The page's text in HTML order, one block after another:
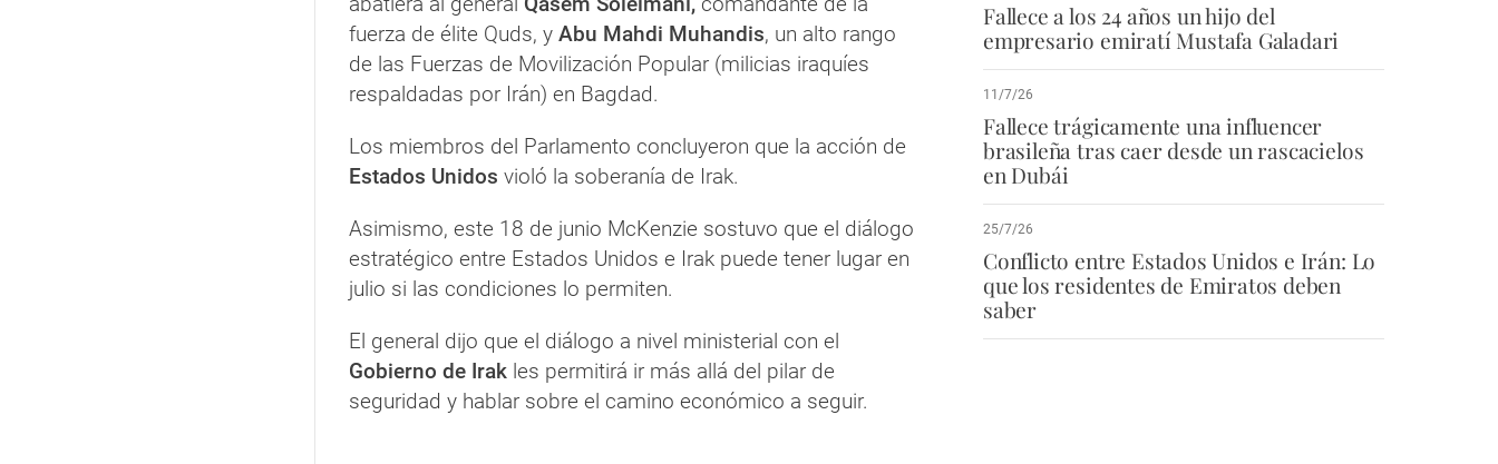
fuerza de élite Quds, y Abu Mahdi Muhandis, un alto rango
de las Fuerzas de Movilización Popular (milicias iraquíes
respaldadas por Irán) en Bagdad.
Los miembros del Parlamento concluyeron que la acción de
Estados Unidos violó la soberanía de Irak.
Asimismo, este 18 de junio McKenzie sostuvo que el diálogo
estratégico entre Estados Unidos e Irak puede tener lugar en
julio si las condiciones lo permiten.
El general dijo que el diálogo a nivel ministerial con el
Gobierno de Irak les permitirá ir más allá del pilar de
seguridad y hablar sobre el camino económico a seguir.
Fallece a los 24 años un hijo del
empresario emiratí Mustafa Galadari
11/7/26
Fallece trágicamente una influencer
brasileña tras caer desde un rascacielos
en Dubái
25/7/26
Conflicto entre Estados Unidos e Irán: Lo
que los residentes de Emiratos deben
saber